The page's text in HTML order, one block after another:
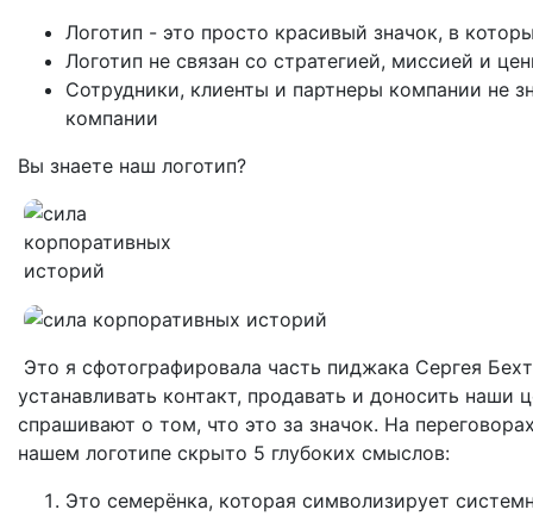
Логотип - это просто красивый значок, в
Логотип не связан со стратегией, миссией и
Сотрудники, клиенты и партнеры компании не
компании
Вы знаете наш логотип?
Это я сфотографировала часть пиджака Сергея
устанавливать контакт, продавать и доносить
спрашивают о том, что это за значок. На
нашем логотипе скрыто 5 глубоких смыслов:
Это семерёнка, которая символизирует